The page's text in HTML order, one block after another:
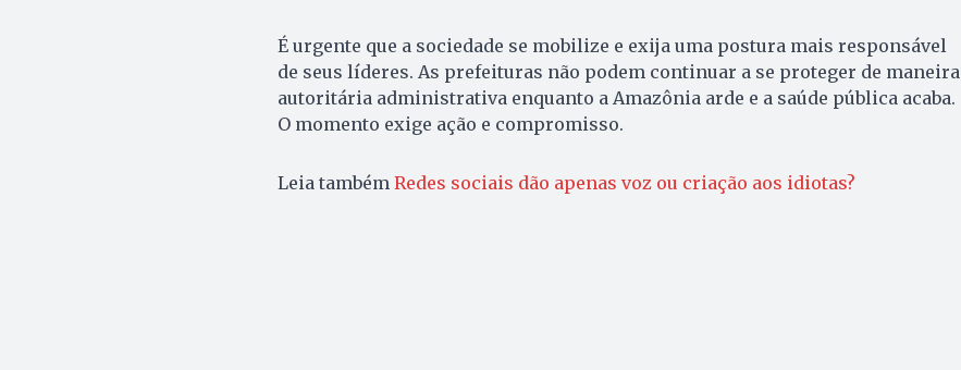
É urgente que a sociedade se mobilize e exija uma postura mais responsável
de seus líderes. As prefeituras não podem continuar a se proteger de maneira
autoritária administrativa enquanto a Amazônia arde e a saúde pública acaba.
O momento exige ação e compromisso.
Leia também Redes sociais dão apenas voz ou criação aos idiotas?